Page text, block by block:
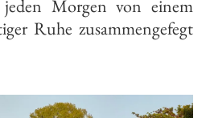
Morgen von einem
Ruhe zusammengefegt